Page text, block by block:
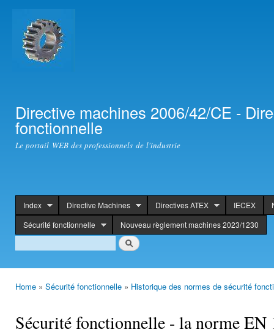
Directive machines 2006/42/CE -
fonctionnelle
Le portail WEB des professionnels de l'industrie
header
Index Directive Machines Directives ATEX IECEX
Sécurité fonctionnelle
Nouveau règlement machines 2023/1230
Search
Search
Home » Sécurité fonctionnelle » Historique des normes de sécurité
Sécurité fonctionnelle - la norme EN